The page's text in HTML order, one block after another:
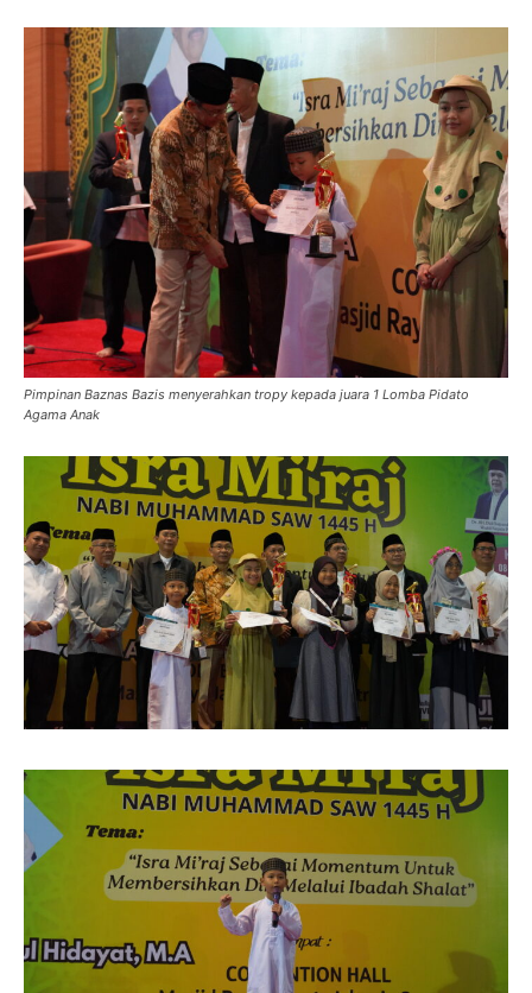
Pimpinan Baznas Bazis menyerahkan tropy kepada juara 1 Lomba Pidato
Agama Anak